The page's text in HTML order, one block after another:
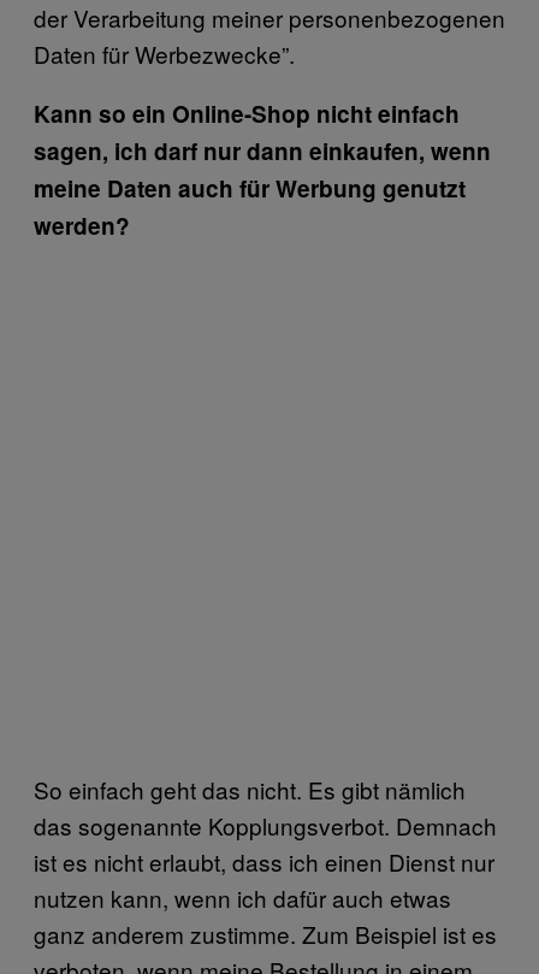
der Verarbeitung meiner personenbezogenen
Daten für Werbezwecke”.
Kann so ein Online-Shop nicht einfach
sagen, ich darf nur dann einkaufen, wenn
meine Daten auch für Werbung genutzt
werden?
So einfach geht das nicht. Es gibt nämlich
das sogenannte Kopplungsverbot. Demnach
ist es nicht erlaubt, dass ich einen Dienst nur
nutzen kann, wenn ich dafür auch etwas
ganz anderem zustimme. Zum Beispiel ist es